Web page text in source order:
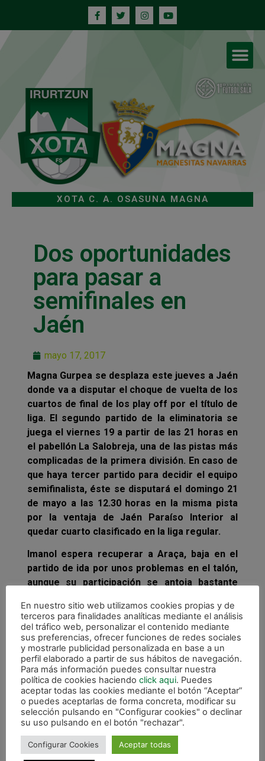
XOTA C. A. OSASUNA MAGNA
Dos oportunidades
para pasar a
semifinales en
Jaén
mayo 17, 2017
Magna Gurpea se desplaza este jueves a Jaén
donde va a disputar el choque de vuelta de los
cuartos de final de los play off por el título de
liga. El segundo partido de la eliminatoria se
juega el viernes 19 a partir de las 21 horas en
el pabellón La Salobreja, una de las pistas más
complicadas de la primera división. En caso de
que haya tercer partido para decidir el equipo
semifinalista, éste se disputará el domingo 21
de mayo a las 12.30 horas en la misma pista
por la ventaja de Jaén Paraíso Interior al
quedar cuarto clasificado en la liga regular.
Imanol espera recuperar a Araça, baja en el
partido de ida por unos problemas en el talón,
aunque su participación se antoja bastante
Jesulito que no volverá a jugar en esta
temporada por su intervención en la espalda.
En nuestro sitio web utilizamos cookies propias y de
terceros para finalidades analíticas mediante el análisis
del tráfico web, personalizar el contenido mediante
sus preferencias, ofrecer funciones de redes sociales
y mostrarle publicidad personalizada en base a un
perfil elaborado a partir de sus hábitos de navegación.
Para más información puedes consultar nuestra
política de cookies haciendo click aqui. Puedes
aceptar todas las cookies mediante el botón “Aceptar”
o puedes aceptarlas de forma concreta, modificar su
selección pulsando en "Configurar cookies" o declinar
su uso pulsando en el botón "rechazar".
Configurar Cookies Aceptar todas